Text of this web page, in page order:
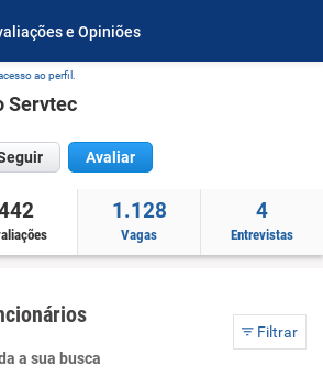
e Opiniões
ao perfil.
Servtec
Avaliar
1.128
Vagas
4
Entrevistas
Filtrar
a sua busca